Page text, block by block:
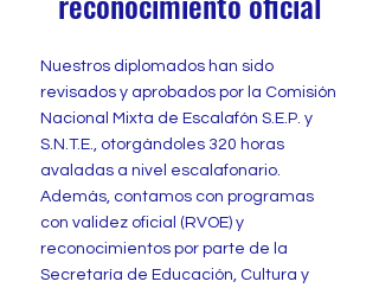
Nuestros diplomados han sido
revisados y aprobados por la Comisión
Nacional Mixta de Escalafón S.E.P. y
S.N.T.E., otorgándoles 320 horas
avaladas a nivel escalafonario.
Además, contamos con programas
con validez oficial (RVOE) y
reconocimientos por parte de la
Secretaría de Educación, Cultura y